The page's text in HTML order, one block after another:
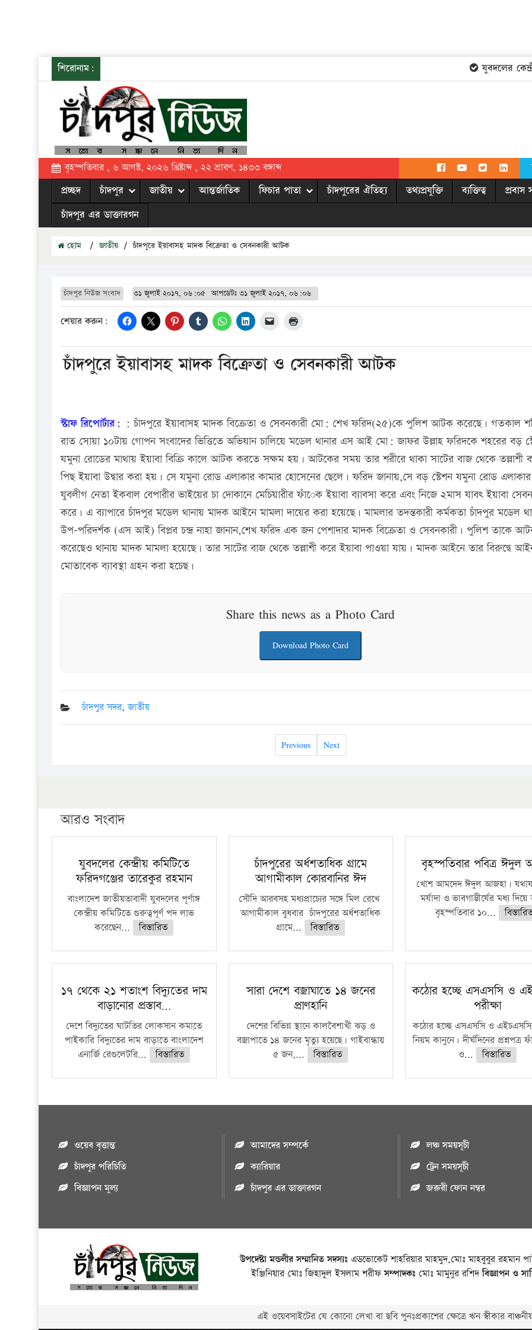
শিরোনাম: যুবদলের
বৃহস্পতিবার , ৬ আগস্ট, ২০২৬ খ্রিষ্টাব্দ , ২২ শ্রাবণ, ১৪৩৩ বঙ্গাব্দ
প্রচ্ছদ চাঁদপুর জাতীয় আন্তর্জাতিক ফিচার পাতা চাঁদপুরের ঐতিহ্য তথ্যপ্রযুক্তি ব্যক্তিত্ব প্রবাস
চাঁদপুর এর ডাক্তারগন
হোম / জাতীয় / চাঁদপুরে ইয়াবাসহ মাদক বিক্রেতা ও সেবনকারী আটক
চাঁদপুর নিউজ সংবাদ ৩১ জুলাই ২০১৭, ০৬:০৫ আপডেটঃ ৩১ জুলাই ২০১৭, ০৬:০৬
শেয়ার করুন:
চাঁদপুরে ইয়াবাসহ মাদক বিক্রেতা ও সেবনকারী আটক
স্টাফ রিপোর্টার: : চাঁদপুরে ইয়াবাসহ মাদক বিক্রেতা ও সেবনকারী মো: শেখ ফরিদ(২৫)কে পুলিশ আটক করেছে। গতকাল
রাত সোয়া ১০টায় গোপন সংবাদের ভিত্তিতে অভিযান চালিয়ে মডেল থানার এস আই মো: জাফর উল্লাহ ফরিদকে শহরের বড়
যমুনা রোডের মাথায় ইয়াবা বিক্রি কালে আটক করতে সক্ষম হয়। আটকের সময় তার শরীরে থাকা সাটের বাজ থেকে তল্লাশী
পিছ ইয়াবা উদ্বার করা হয়। সে যমুনা রোড এলাকার কামার হোসেনের ছেলে। ফরিদ জানায়,সে বড় স্টেশন যমুনা রোড এলাকার
যুবলীগ নেতা ইকবাল বেপারীর ভাইয়ের চা দোকানে মেচিয়ারীর ফাঁেক ইয়াবা ব্যাবসা করে এবং নিজে ২মাস যাবৎ ইয়াবা
করে। এ ব্যাপারে চাঁদপুর মডেল থানায় মাদক আইনে মামলা দায়ের করা হয়েছে। মামলার তদন্তকারী কর্মকতা চাঁদপুর মডেল
উপ-পরিদর্শক (এস আই) বিপ্লব চন্দ্র নাহা জানান,শেখ ফরিদ এক জন পেশাদার মাদক বিক্রেতা ও সেবনকারী। পুলিশ তাকে
করেছেও থানায় মাদক মামলা হয়েছে। তার সাটের বাজ থেকে তল্লাশী করে ইয়াবা পাওয়া যায়। মাদক আইনে তার বিরুদ্বে
মোতাবেক ব্যাবস্থা গ্রহন করা হচেছ।
Share this news as a Photo Card
Download Photo Card
চাঁদপুর সদর,জাতীয়
Previous Next
আরও সংবাদ
যুবদলের কেন্দ্রীয় কমিটিতে
ফরিদগঞ্জের তারেকুর রহমান
বাংলাদেশ জাতীয়তাবাদী যুবদলের পূর্ণাঙ্গ
কেন্দ্রীয় কমিটিতে গুরুত্বপূর্ণ পদ লাভ
করেছেন...
বিস্তারিত
চাঁদপুরের অর্ধশতাধিক গ্রামে
আগামীকাল কোরবানির ঈদ
সৌদি আরবসহ মধ্যপ্রাচ্যের সঙ্গে মিল রেখে
আগামীকাল বুধবার চাঁদপুরের অর্ধশতাধিক
গ্রামে...
বিস্তারিত
বৃহস্পতিবার পবিত্র ঈদুল
খোশ আমদেদ ঈদুল আজহা।
মর্যাদা ও ভাবগাম্ভীর্যের মধ্য
বৃহস্পতিবার ১০...
১৭ থেকে ২১ শতাংশ বিদ্যুতের দাম
বাড়ানোর প্রস্তাব…
দেশে বিদ্যুতের ঘাটতির লোকসান কমাতে
পাইকারি বিদ্যুতের দাম বাড়াতে বাংলাদেশ
এনার্জি রেগুলেটরি...
বিস্তারিত
সারা দেশে বজ্রাঘাতে ১৪ জনের
প্রাণহানি
দেশের বিভিন্ন স্থানে কালবৈশাখী ঝড় ও
বজ্রাপাতে ১৪ জনের মৃত্যু হয়েছে। গাইবান্ধায়
৫ জন,...
বিস্তারিত
কঠোর হচ্ছে এসএসসি ও
পরীক্ষা
কঠোর হচ্ছে এসএসসি ও এইচএসসি
নিয়ম কানুনে। দীর্ঘদিনের
ও...
বিস্তারিত
ওয়েব বৃত্তান্ত
চাঁদপুর পরিচিতি
বিজ্ঞাপন মুল্য
আমাদের সম্পর্কে
ক্যারিয়ার
চাঁদপুর এর ডাক্তারগন
লঞ্চ সময়সূচী
ট্রেন সময়সূচী
জরুরী ফোন নম্বর
উপদেষ্টা মন্ডলীর সম্মানিত সদস্যঃ এডভোকেট শাহরিয়ার মাহমুদ,মোঃ মাহবুবুর রহমান
ইঞ্জিনিয়ার মোঃ জিহাদুল ইসলাম শরীফসম্পাদকঃ মোঃ মামুনুর রশিদবিজ্ঞাপন ও
এই ওয়েবসাইটের যে কোনো লেখা বা ছবি পুনঃপ্রকাশের ক্ষেত্রে ঋন স্বীকার